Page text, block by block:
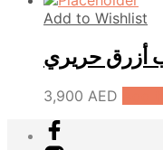
Add to Wishlist
أزرق حريري
3,900 AED